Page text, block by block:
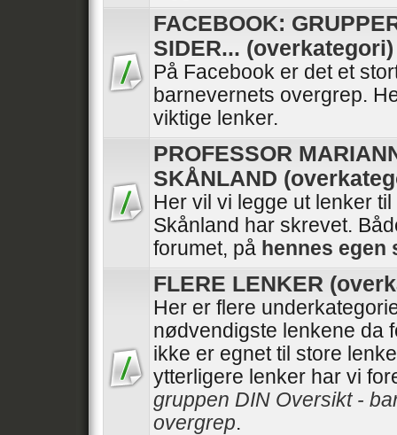
FACEBOOK:
SIDER... (overkategori)
På Facebook er det et
barnevernets overgrep.
viktige lenker.
PROFESSOR
SKÅNLAND
Her vil vi legge ut lenker
Skånland har skrevet.
forumet, på hennes egen
FLERE LENKER
Her er flere
nødvendigste lenkene da
ikke er egnet til store
ytterligere lenker har vi
gruppen DIN Oversikt -
overgrep.